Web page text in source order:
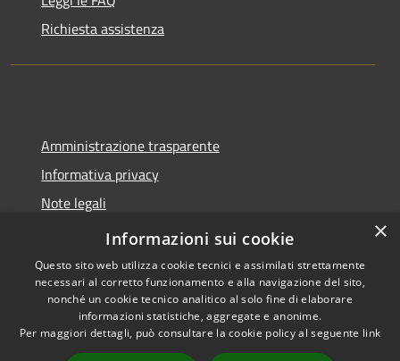
Richiesta assistenza
Amministrazione trasparente
Informativa privacy
Note legali
Dichiarazione di accessibilità
Accessibilità
Copyright © 2026 • Comune di
Spoleto • Powered by
×
Informazioni sui cookie
Questo sito web utilizza cookie tecnici e assimilati strettamente
necessari al corretto funzionamento e alla navigazione del sito,
nonché un cookie tecnico analitico al solo fine di elaborare
informazioni statistiche, aggregate e anonime.
Per maggiori dettagli, può consultare la cookie policy al seguente link